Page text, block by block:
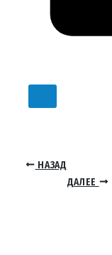
НАЗАД
ДАЛЕЕ